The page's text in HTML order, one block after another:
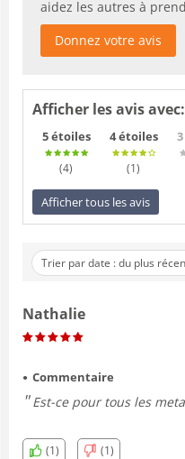
aidez les autres à
Donnez votre avis
Afficher les avis avec:
5 étoiles
(4)
4 étoiles
(1)
Afficher tous les avis
Trier par date : du plus
Nathalie
Commentaire
Est-ce pour tous les
(1) (1)